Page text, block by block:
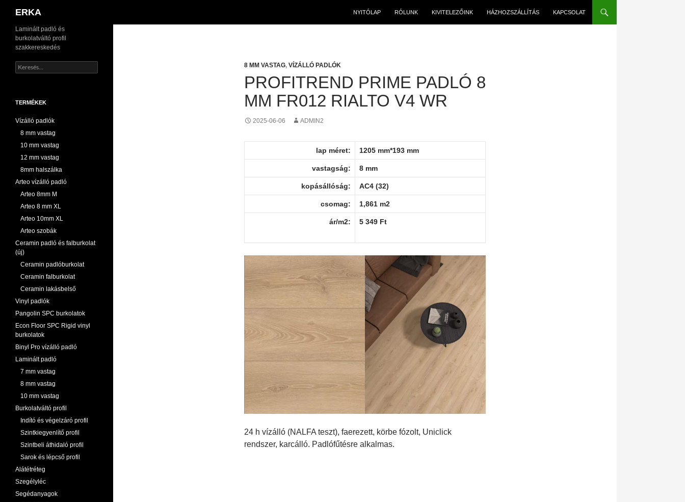
Kilépés
ERKA NYITÓLAP RÓLUNK KIVITELEZŐINK HÁZHOZSZÁLLÍTÁS KAPCSOLAT
8 MM VASTAG, VÍZÁLLÓ PADLÓK
PROFITREND PRIME PADLÓ 8
MM FR012 RIALTO V4 WR
2025-06-06 ADMIN2
lap méret: 1205 mm*193 mm
vastagság: 8 mm
kopásállóság: AC4 (32)
csomag: 1,861 m2
ár/m2: 5 349Ft
24 h vízálló (NALFA teszt), faerezett, körbe fózolt, Uniclick
rendszer, karcálló. Padlófűtésre alkalmas.
Laminált padló és
burkolatváltó profil
szakkereskedés
Keresés:
TERMÉKEK
Vízálló padlók
8 mm vastag
10 mm vastag
12 mm vastag
8mm halszálka
Arteo vízálló padló
Arteo 8mm M
Arteo 8 mm XL
Arteo 10mm XL
Arteo szobák
Ceramin padló és falburkolat
(új)
Ceramin padlóburkolat
Ceramin falburkolat
Ceramin lakásbelső
Vinyl padlók
Pangolin SPC burkolatok
Econ Floor SPC Rigid vinyl
burkolatok
Binyl Pro vízálló padló
Laminált padló
7 mm vastag
8 mm vastag
10 mm vastag
Burkolatváltó profil
Indító és végelzáró profil
Szintkiegyenlítő profil
Szintbeli áthidaló profil
Sarok és lépcső profil
Alátétréteg
Szegélyléc
Segédanyagok